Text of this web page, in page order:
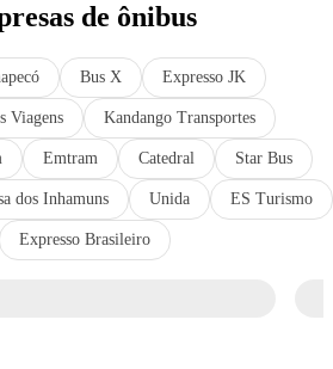
de ônibus
Bus X Expresso JK
Viagens Kandango Transportes
Emtram Catedral Star Bus
dos Inhamuns Unida ES Turismo
Expresso Brasileiro